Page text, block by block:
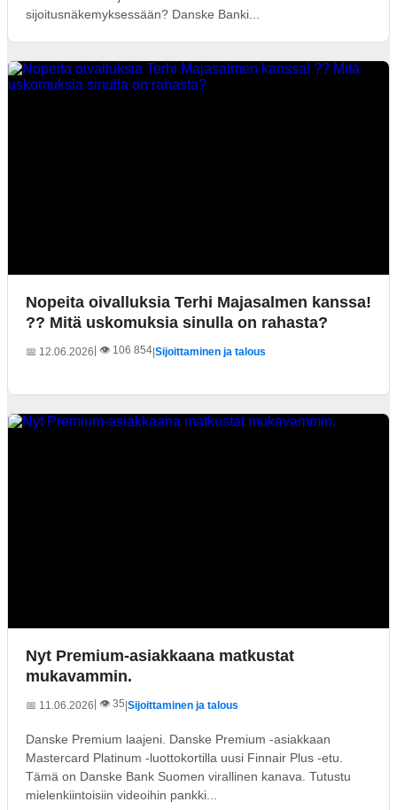
sijoitusnäkemyksessään? Danske Banki...
Nopeita oivalluksia Terhi Majasalmen kanssa!
?? Mitä uskomuksia sinulla on rahasta?
📅 12.06.2026 | 👁️ 106 854|Sijoittaminen ja talous
Nyt Premium-asiakkaana matkustat
mukavammin.
📅 11.06.2026 | 👁️ 35|Sijoittaminen ja talous
Danske Premium laajeni. Danske Premium -asiakkaan
Mastercard Platinum -luottokortilla uusi Finnair Plus -etu.
Tämä on Danske Bank Suomen virallinen kanava. Tutustu
mielenkiintoisiin videoihin pankki...